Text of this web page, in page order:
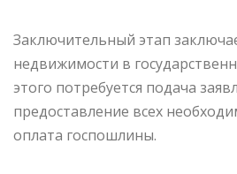
Заключительный этап
недвижимости в
этого потребуется подача
предоставление всех
оплата госпошлины.